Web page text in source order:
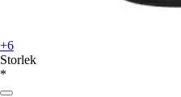
+6
Storlek
*